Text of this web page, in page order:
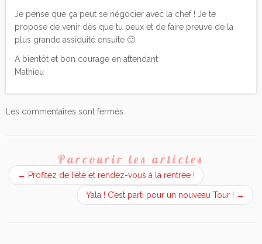
Je pense que ça peut se négocier avec la chef ! Je te
propose de venir dès que tu peux et de faire preuve de la
plus grande assiduité ensuite 🙂
A bientôt et bon courage en attendant
Mathieu
Les commentaires sont fermés.
Parcourir les articles
← Profitez de l’été et rendez-vous à la rentrée !
Yala ! C’est parti pour un nouveau Tour ! →